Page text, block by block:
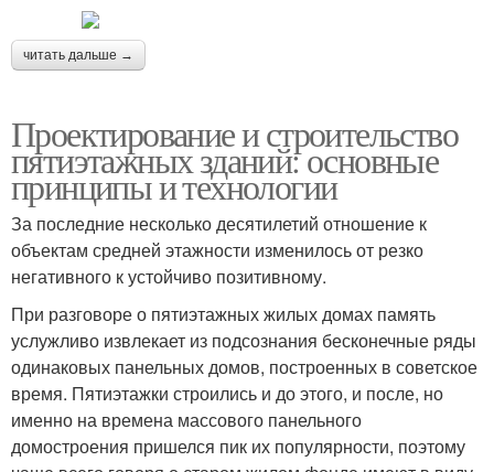
читать дальше →
Проектирование и строительство
пятиэтажных зданий: основные
принципы и технологии
За последние несколько десятилетий отношение к
объектам средней этажности изменилось от резко
негативного к устойчиво позитивному.
При разговоре о пятиэтажных жилых домах память
услужливо извлекает из подсознания бесконечные ряды
одинаковых панельных домов, построенных в советское
время. Пятиэтажки строились и до этого, и после, но
именно на времена массового панельного
домостроения пришелся пик их популярности, поэтому